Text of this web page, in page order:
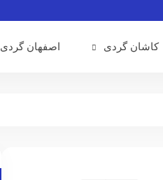
کاشان گردی اصفهان گردی